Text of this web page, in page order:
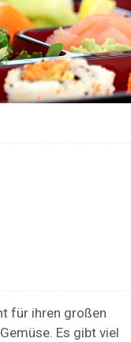
für ihren großen
Es gibt viel